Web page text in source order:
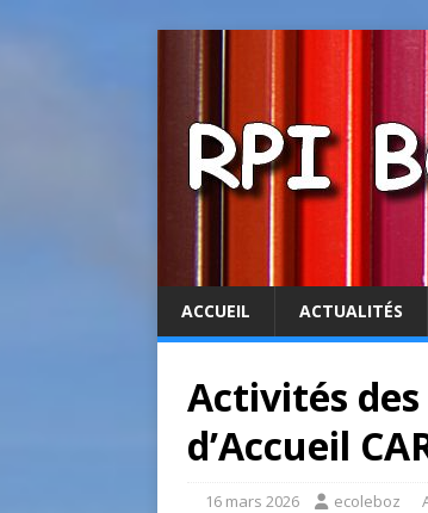
ACCUEIL ACTUALITÉS
Activités
d’Accueil
16 mars 2026 ecoleboz